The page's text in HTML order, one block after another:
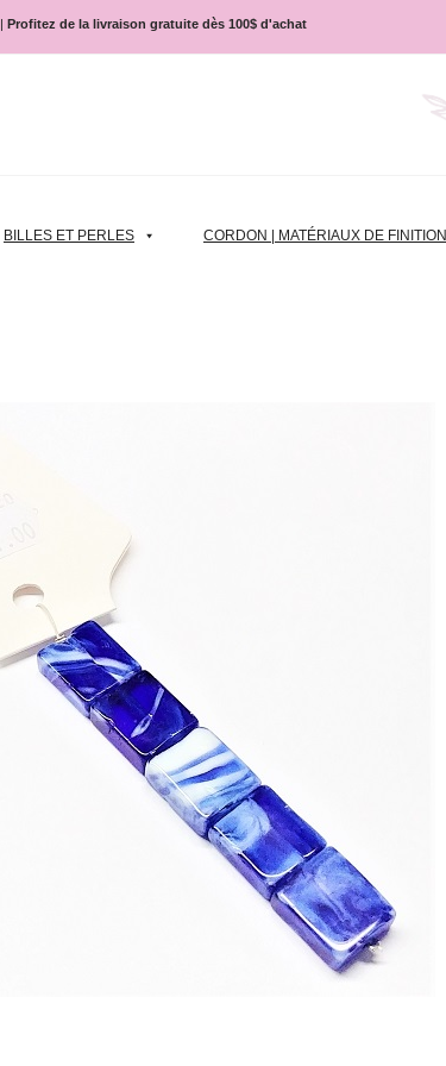
|Profitez de la livraison gratuite dès 100$ d'achat
BILLES ET PERLES CORDON | MATÉRIAUX DE FINITION